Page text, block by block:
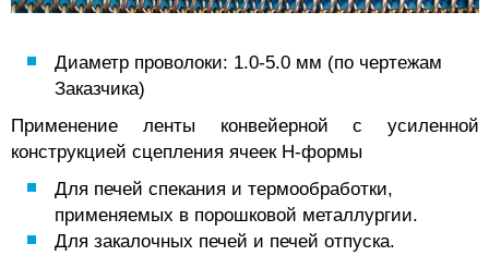
Диаметр проволоки: 1.0-5.0 мм (по чертежам
Заказчика)
Применение ленты конвейерной с усиленной
конструкцией сцепления ячеек Н-формы
Для печей спекания и термообработки,
применяемых в порошковой металлургии.
Для закалочных печей и печей отпуска.